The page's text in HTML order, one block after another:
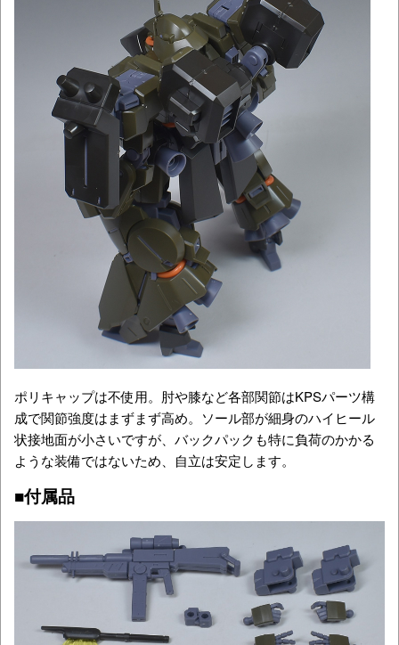
ポリキャップは不使用。肘や膝など各部関節はKPSパーツ構
成で関節強度はまずまず高め。ソール部が細身のハイヒール
状接地面が小さいですが、バックパックも特に負荷のかかる
ような装備ではないため、自立は安定します。
■付属品